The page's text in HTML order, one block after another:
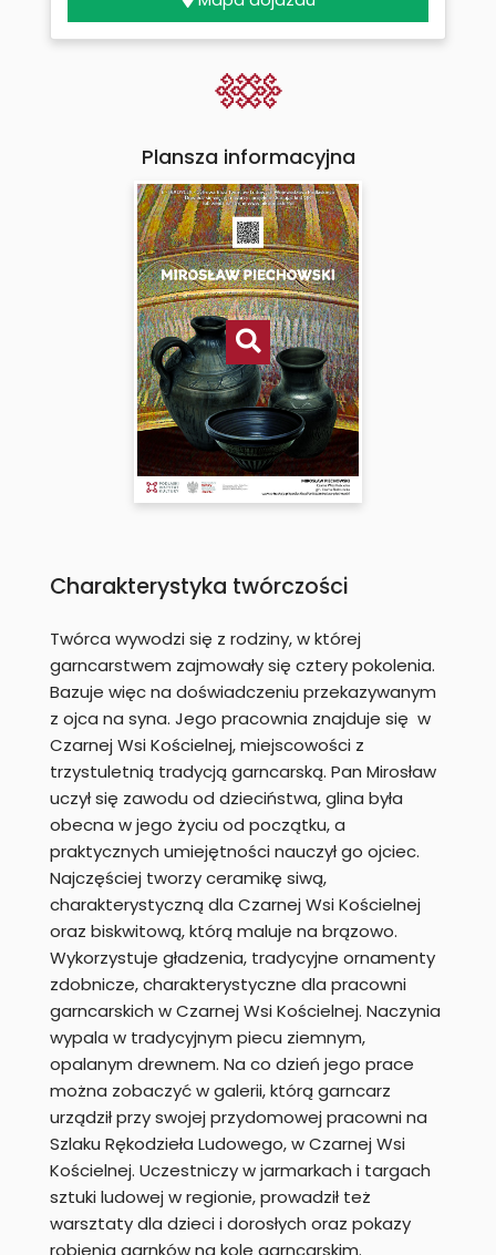
Plansza informacyjna
Charakterystyka twórczości
Twórca wywodzi się z rodziny, w której
garncarstwem zajmowały się cztery pokolenia.
Bazuje więc na doświadczeniu przekazywanym
z ojca na syna. Jego pracownia znajduje się w
Czarnej Wsi Kościelnej, miejscowości z
trzystuletnią tradycją garncarską. Pan Mirosław
uczył się zawodu od dzieciństwa, glina była
obecna w jego życiu od początku, a
praktycznych umiejętności nauczył go ojciec.
Najczęściej tworzy ceramikę siwą,
charakterystyczną dla Czarnej Wsi Kościelnej
oraz biskwitową, którą maluje na brązowo.
Wykorzystuje gładzenia, tradycyjne ornamenty
zdobnicze, charakterystyczne dla pracowni
garncarskich w Czarnej Wsi Kościelnej. Naczynia
wypala w tradycyjnym piecu ziemnym,
opalanym drewnem. Na co dzień jego prace
można zobaczyć w galerii, którą garncarz
urządził przy swojej przydomowej pracowni na
Szlaku Rękodzieła Ludowego, w Czarnej Wsi
Kościelnej. Uczestniczy w jarmarkach i targach
sztuki ludowej w regionie, prowadził też
warsztaty dla dzieci i dorosłych oraz pokazy
robienia garnków na kole garncarskim.